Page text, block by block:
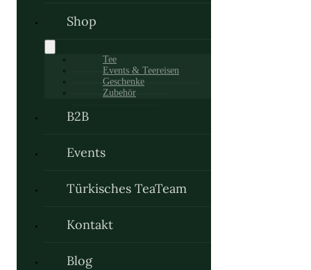
Shop
Tee
Events & Teereisen
Geschenke
Zubehör
B2B
Events
Türkisches TeaTeam
Kontakt
Blog